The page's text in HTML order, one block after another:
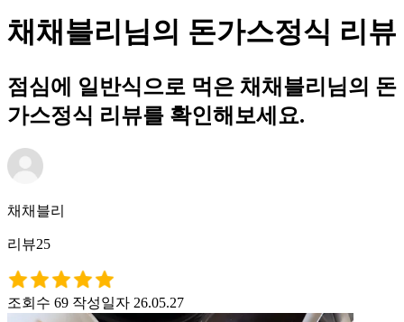
채채블리님의 돈가스정식 리뷰
점심에 일반식으로 먹은 채채블리님의 돈
가스정식 리뷰를 확인해보세요.
채채블리
리뷰25
조회수 69 작성일자 26.05.27